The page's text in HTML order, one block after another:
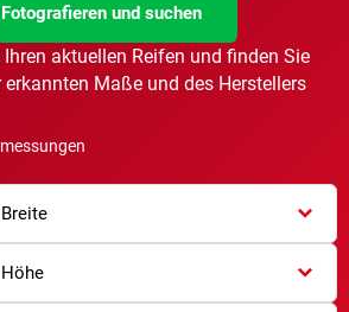
Fotografieren und suchen
aktuellen Reifen und finden Sie
erkannten Maße und des Herstellers
Breite
Höhe